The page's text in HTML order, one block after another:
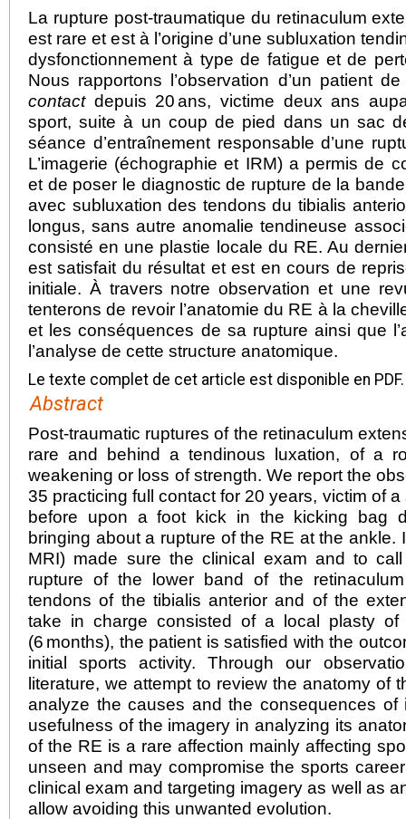
La rupture post-traumatique du retinaculum
est rare et est à l’origine d’une subluxation
dysfonctionnement à type de fatigue et de
Nous rapportons l’observation d’un patient
contactdepuis 20 ans, victime deux ans
sport, suite à un coup de pied dans un sac
séance d’entraînement responsable d’une
L’imagerie (échographie et IRM) a permis de
et de poser le diagnostic de rupture de la
avec subluxation des tendons du tibialis
longus, sans autre anomalie tendineuse
consisté en une plastie locale du RE. Au
est satisfait du résultat et est en cours de
initiale. À travers notre observation et une
tenterons de revoir l’anatomie du RE à la
et les conséquences de sa rupture ainsi que
l’analyse de cette structure anatomique.
Le texte complet de cet article est disponible en PDF.
Abstract
Post-traumatic ruptures of the retinaculum
rare and behind a tendinous luxation, of a
weakening or loss of strength. We report the
35 practicing full contact for 20 years, victim of
before upon a foot kick in the kicking bag
bringing about a rupture of the RE at the ankle.
MRI) made sure the clinical exam and to
rupture of the lower band of the
tendons of the tibialis anterior and of the
take in charge consisted of a local plasty
(6 months), the patient is satisfied with the
initial sports activity. Through our
literature, we attempt to review the anatomy of
analyze the causes and the consequences
usefulness of the imagery in analyzing its
of the RE is a rare affection mainly affecting
unseen and may compromise the sports
clinical exam and targeting imagery as well as
allow avoiding this unwanted evolution.